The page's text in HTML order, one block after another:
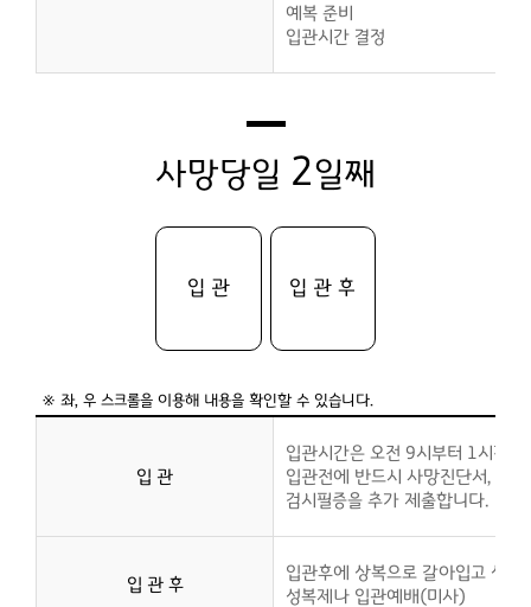
예복 준비
입관시간 결정
사망당일 2일째
입 관 입 관 후
입 관
입관시간은 오전 9시부터 1시간
입관전에 반드시 사망진단서, 사
검시필증을 추가 제출합니다.
입 관 후
입관후에 상복으로 갈아입고 상주
성복제나 입관예배(미사)